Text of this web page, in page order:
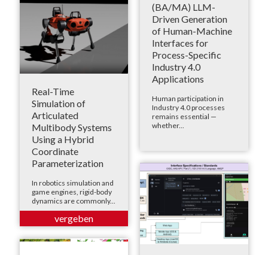
(BA/MA) LLM-
Driven Generation
of Human-Machine
Interfaces for
Process-Specific
Industry 4.0
Applications
Human participation in
Industry 4.0 processes
remains essential —
whether...
Real-Time
Simulation of
Articulated
Multibody Systems
Using a Hybrid
Coordinate
Parameterization
In robotics simulation and
game engines, rigid-body
dynamics are commonly...